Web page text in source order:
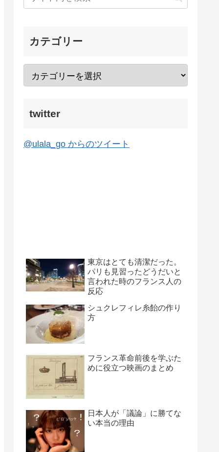
カテゴリー
twitter
@ulala_go からのツイート
東京はとても清潔だった。
パリも見習ったどうだいと
言われた時のフランス人の
反応
シュクレフィレ糸飴の作り
方
フランス革命前後を学ぶた
めに役立つ映画のまとめ
日本人が「議論」に勝てな
い本当の理由